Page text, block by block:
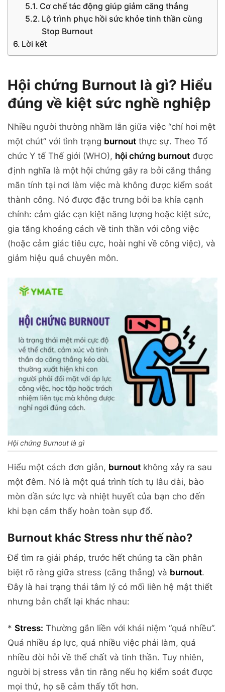
Cơ chế tác động giúp giảm căng thẳng
Lộ trình phục hồi sức khỏe tinh thần cùng
Stop Burnout
Lời kết
Hội chứng Burnout là gì? Hiểu
đúng về kiệt sức nghề nghiệp
Nhiều người thường nhầm lẫn giữa việc “chỉ hơi mệt
một chút” với tình trạng burnout thực sự. Theo Tổ
chức Y tế Thế giới (WHO), hội chứng burnout được
định nghĩa là một hội chứng gây ra bởi căng thẳng
mãn tính tại nơi làm việc mà không được kiểm soát
thành công. Nó được đặc trưng bởi ba khía cạnh
chính: cảm giác cạn kiệt năng lượng hoặc kiệt sức,
gia tăng khoảng cách về tinh thần với công việc
(hoặc cảm giác tiêu cực, hoài nghi về công việc), và
giảm hiệu quả chuyên môn.
Hội chứng Burnout là gì
Hiểu một cách đơn giản, burnout không xảy ra sau
một đêm. Nó là một quá trình tích tụ lâu dài, bào
mòn dần sức lực và nhiệt huyết của bạn cho đến
khi bạn cảm thấy hoàn toàn sụp đổ.
Burnout khác Stress như thế nào?
Để tìm ra giải pháp, trước hết chúng ta cần phân
biệt rõ ràng giữa stress (căng thẳng) và burnout.
Đây là hai trạng thái tâm lý có mối liên hệ mật thiết
nhưng bản chất lại khác nhau:
* Stress: Thường gắn liền với khái niệm “quá nhiều”.
Quá nhiều áp lực, quá nhiều việc phải làm, quá
nhiều đòi hỏi về thể chất và tinh thần. Tuy nhiên,
người bị stress vẫn tin rằng nếu họ kiểm soát được
mọi thứ, họ sẽ cảm thấy tốt hơn.